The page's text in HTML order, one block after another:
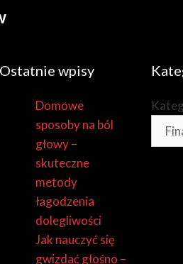
Ostatnie wpisy
Domowe
sposoby na ból
głowy –
skuteczne
metody
łagodzenia
dolegliwości
Jak nauczyć się
gwizdać głośno –